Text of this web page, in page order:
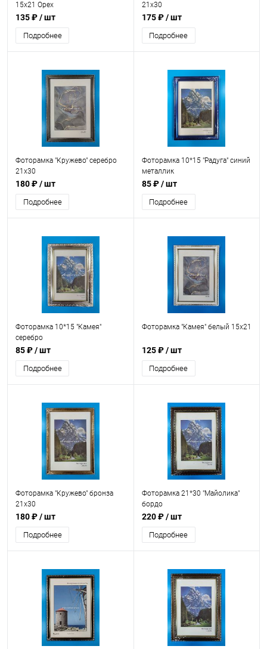
15х21 Орех
135 ₽/ шт
Подробнее
21x30
175 ₽/ шт
Подробнее
Фоторамка "Кружево" серебро
21x30
180 ₽/ шт
Подробнее
Фоторамка 10*15 "Радуга" синий
металлик
85 ₽/ шт
Подробнее
Фоторамка 10*15 "Камея"
серебро
85 ₽/ шт
Подробнее
Фоторамка "Камея" белый 15х21
125 ₽/ шт
Подробнее
Фоторамка "Кружево" бронза
21х30
180 ₽/ шт
Подробнее
Фоторамка 21*30 "Майолика"
бордо
220 ₽/ шт
Подробнее